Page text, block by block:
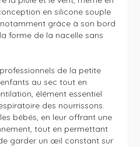
en silicone souple
grâce à son bord
forme de la nacelle sans
de la petite
au sec tout en
élément essentiel
des nourrissons.
bébés, en leur offrant une
tout en permettant
garder un œil constant sur